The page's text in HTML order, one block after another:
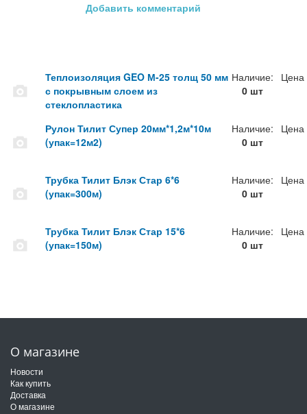
Добавить комментарий
Теплоизоляция GEO М-25 толщ 50 мм
с покрывным слоем из
стеклопластика
Наличие:
0 шт
Цена
Рулон Тилит Супер 20мм*1,2м*10м
(упак=12м2)
Наличие:
0 шт
Цена
Трубка Тилит Блэк Стар 6*6
(упак=300м)
Наличие:
0 шт
Цена
Трубка Тилит Блэк Стар 15*6
(упак=150м)
Наличие:
0 шт
Цена
О магазине
Новости
Как купить
Доставка
О магазине